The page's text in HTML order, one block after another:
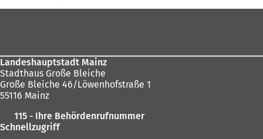
u
a
e
b
Landeshauptstadt Mainz
Stadthaus Große Bleiche
Große Bleiche 46/Löwenhofstraße 1
55116 Mainz
115 - Ihre Behördenrufnummer
Schnellzugriff